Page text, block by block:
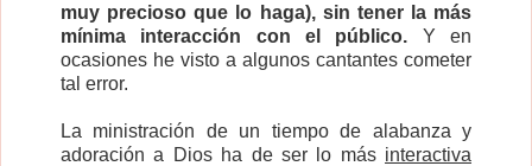
muy precioso que lo haga), sin tener la más
mínima interacción con el público. Y en
ocasiones he visto a algunos cantantes cometer
tal error.
La ministración de un tiempo de alabanza y
adoración a Dios ha de ser lo más interactiva